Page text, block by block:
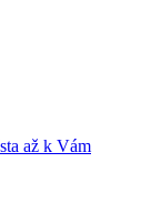
až k Vám